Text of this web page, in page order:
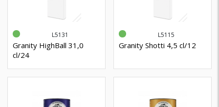
L5131
Granity HighBall 31,0
cl/24
L5115
Granity Shotti 4,5 cl/12